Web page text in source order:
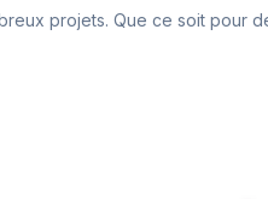
projets. Que ce soit pour